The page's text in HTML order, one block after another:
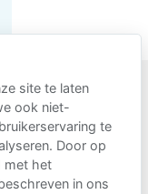
site te laten
ook niet-
te
Door op
met het
in ons